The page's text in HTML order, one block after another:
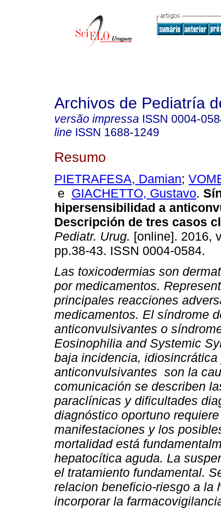
Archivos de Pediatría
versão impressa ISSN 0004-
line ISSN 1688-1249
Resumo
PIETRAFESA, Damian;
e GIACHETTO, Gustavo.
hipersensibilidad a
Descripción de tres casos
Pediatr. Urug. [online]. 2016,
pp.38-43. ISSN 0004-0584.
Las toxicodermias son
por medicamentos.
principales reacciones
medicamentos. El síndrome
anticonvulsivantes o
Eosinophilia and Systemic
baja incidencia,
anticonvulsivantes son la
comunicación se describen
paraclínicas y dificultades
diagnóstico oportuno
manifestaciones y los
mortalidad está
hepatocítica aguda. La
el tratamiento fundamental.
relacion beneficio-riesgo a la
incorporar la